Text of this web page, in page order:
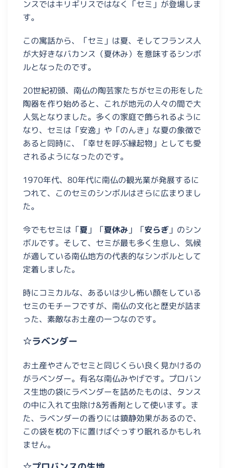
ンスではキリギリスではなく「セミ」が登場しま
す。
この寓話から、「セミ」は夏、そしてフランス人
が大好きなバカンス（夏休み）を意味するシンボ
ルとなったのです。
20世紀初頭、南仏の陶芸家たちがセミの形をした
陶器を作り始めると、これが地元の人々の間で大
人気となりました。多くの家庭で飾られるように
なり、セミは「安逸」や「のんき」な夏の象徴で
あると同時に、「幸せを呼ぶ縁起物」としても愛
されるようになったのです。
1970年代、80年代に南仏の観光業が発展するに
つれて、このセミのシンボルはさらに広まりまし
た。
今でもセミは「夏 」「夏休み 」「安らぎ 」のシン
ボルです。そして、セミが最も多く生息し、気候
が適している南仏地方の代表的なシンボルとして
定着しました。
時にコミカルな、あるいは少し怖い顔をしている
セミのモチーフですが、南仏の文化と歴史が詰ま
った、素敵なお土産の一つなのです。
☆ラベンダー
お土産やさんでセミと同じくらい良く見かけるの
がラベンダー。有名な南仏みやげです。プロバン
ス生地の袋にラベンダーを詰めたものは、タンス
の中に入れて虫除け&芳香剤として使います。ま
た、ラベンダーの香りには鎮静効果があるので、
この袋を枕の下に置けばぐっすり眠れるかもしれ
ません。